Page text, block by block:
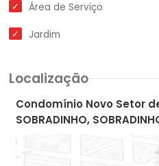
Área de Serviço
Jardim
Localização
Condomínio Novo Setor
SOBRADINHO,